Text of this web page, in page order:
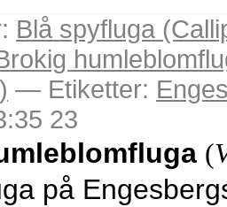
Blå spyfluga
— Etiketter:
23
(
på